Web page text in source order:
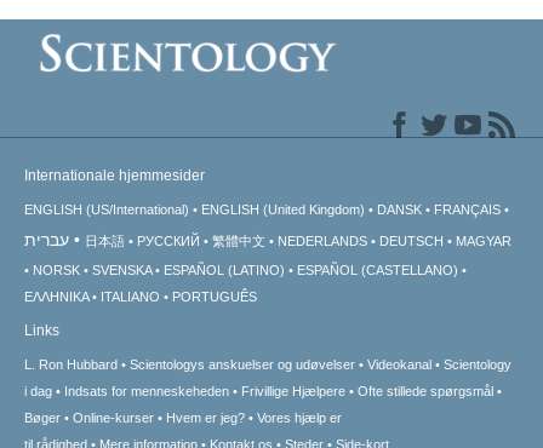
Internationale hjemmesider
ENGLISH (US/International) ENGLISH (United Kingdom) DANSK FRANÇAIS
עברית 日本語 РУССКИЙ 繁體中文 NEDERLANDS DEUTSCH
MAGYAR
NORSK
SVENSKA ESPAÑOL (LATINO)
ESPAÑOL (CASTELLANO)
ΕΛΛΗΝΙΚA
ITALIANO PORTUGUÊS
Links
L. Ron Hubbard Scientologys anskuelser og udøvelser Videokanal
Scientology
i dag
Indsats for menneskeheden Frivillige Hjælpere
Ofte stillede spørgsmål
Bøger
Online-kurser Hvem er jeg?
Vores hjælp er
til rådighed
Mere information Kontakt os Steder Side-kort